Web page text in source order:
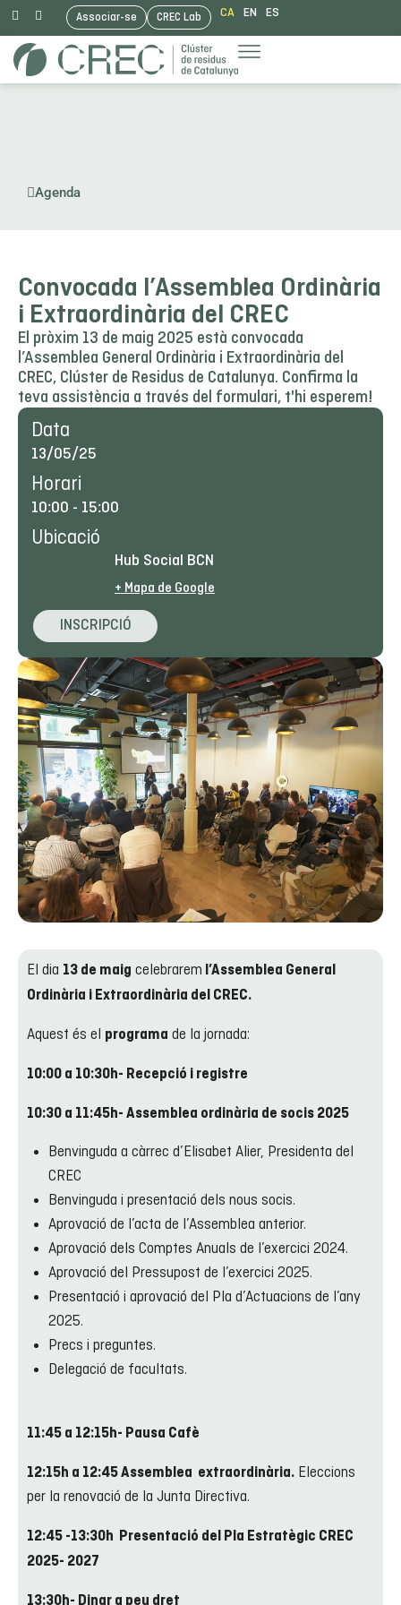
Vés
al
Associar-se CREC Lab CA EN ES
Agenda
Convocada l’Assemblea Ordinària
i Extraordinària del CREC
El pròxim 13 de maig 2025 està convocada
l’Assemblea General Ordinària i Extraordinària del
CREC, Clúster de Residus de Catalunya. Confirma la
teva assistència a través del formulari, t'hi esperem!
Data
13/05/25
Horari
10:00 - 15:00
Ubicació
Hub Social BCN
+ Mapa de Google
INSCRIPCIÓ
El dia 13 de maig celebrarem l’Assemblea General
Ordinària i Extraordinària del CREC.
Aquest és el programa de la jornada:
10:00 a 10:30h- Recepció i registre
10:30 a 11:45h- Assemblea ordinària de socis 2025
Benvinguda a càrrec d’Elisabet Alier, Presidenta del
CREC
Benvinguda i presentació dels nous socis.
Aprovació de l’acta de l’Assemblea anterior.
Aprovació dels Comptes Anuals de l’exercici 2024.
Aprovació del Pressupost de l’exercici 2025.
Presentació i aprovació del Pla d’Actuacions de l’any
2025.
Precs i preguntes.
Delegació de facultats.
11:45 a 12:15h- Pausa Cafè
12:15h a 12:45 Assemblea extraordinària. Eleccions
per la renovació de la Junta Directiva.
12:45 -13:30h Presentació del Pla Estratègic CREC
2025- 2027
13:30h- Dinar a peu dret